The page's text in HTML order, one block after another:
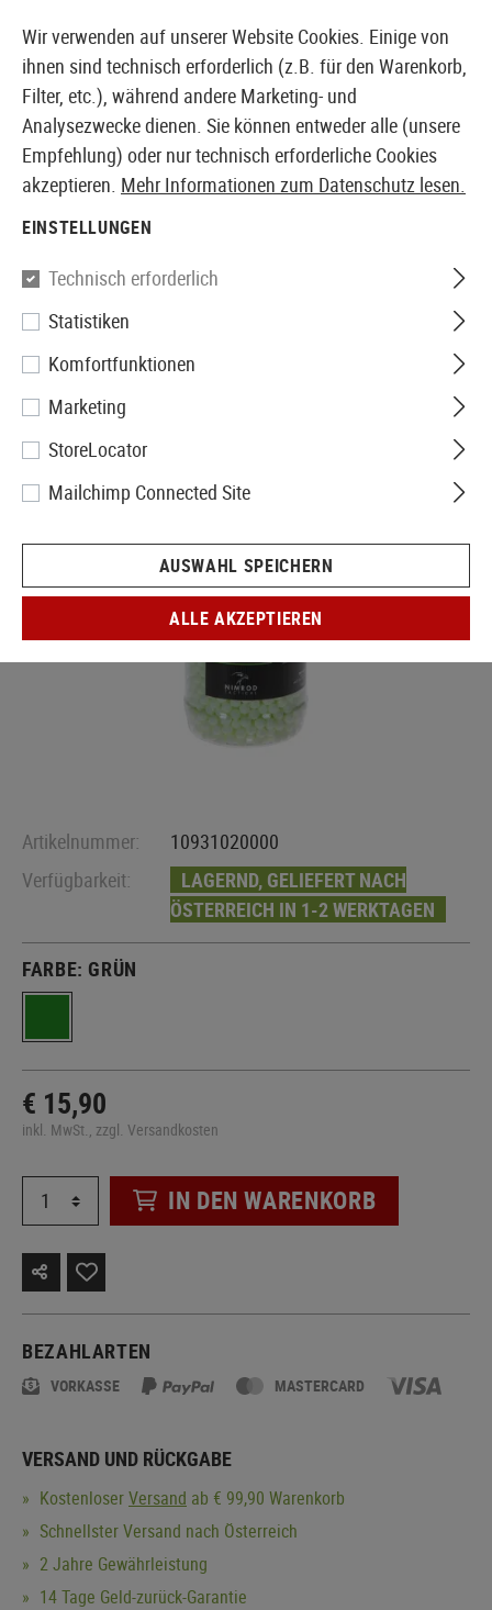
EUROPÄISCHER AIRSOFT SHOP & GROßHÄNDLER
Nimrod
0.20g Bio Tracer BB High
Performance 2000rds
Artikelnummer:
10931020000
Verfügbarkeit:
LAGERND, GELIEFERT NACH
ÖSTERREICH IN 1-2 WERKTAGEN
FARBE: GRÜN
€ 15,90
inkl. MwSt., zzgl. Versandkosten
IN DEN WARENKORB
BEZAHLARTEN
VORKASSE MASTERCARD
VERSAND UND RÜCKGABE
KostenloserVersand ab € 99,90 Warenkorb
Schnellster Versand nach Österreich
2 Jahre Gewährleistung
14 Tage Geld-zurück-Garantie
Wir verwenden auf unserer Website Cookies. Einige von
ihnen sind technisch erforderlich (z.B. für den Warenkorb,
Filter, etc.), während andere Marketing- und
Analysezwecke dienen. Sie können entweder alle (unsere
Empfehlung) oder nur technisch erforderliche Cookies
akzeptieren. Mehr Informationen zum Datenschutz lesen.
EINSTELLUNGEN
Technisch erforderlich
Statistiken
Komfortfunktionen
Marketing
StoreLocator
Mailchimp Connected Site
AUSWAHL SPEICHERN
ALLE AKZEPTIEREN